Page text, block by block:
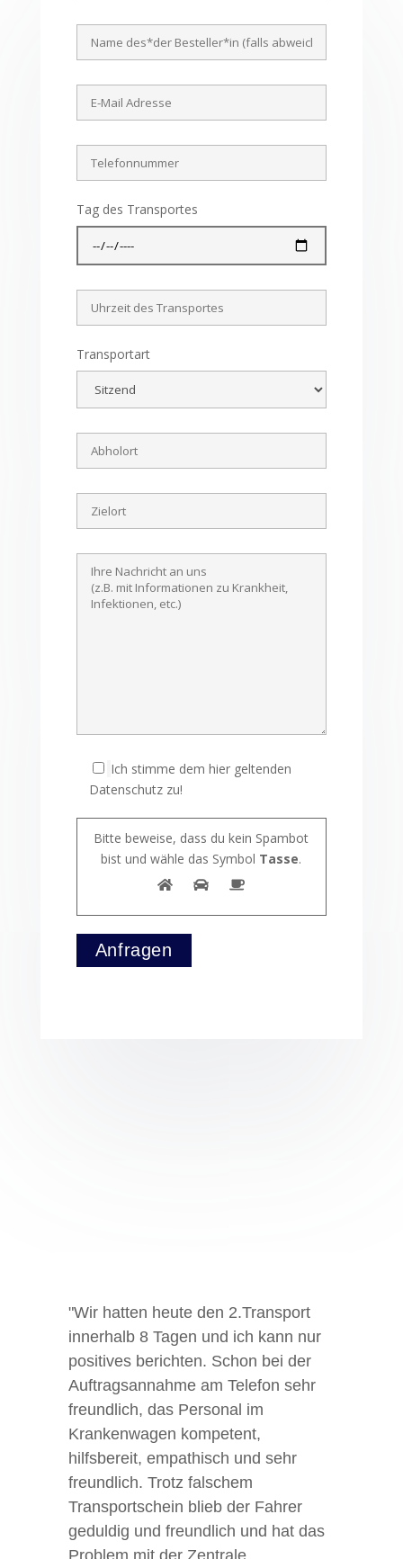
Tag des Transportes
Transportart
Ich stimme dem hier geltenden
Datenschutz zu!
Bitte beweise, dass du kein Spambot
bist und wähle das Symbol Tasse.
"Wir hatten heute den 2.Transport
innerhalb 8 Tagen und ich kann nur
positives berichten. Schon bei der
Auftragsannahme am Telefon sehr
freundlich, das Personal im
Krankenwagen kompetent,
hilfsbereit, empathisch und sehr
freundlich. Trotz falschem
Transportschein blieb der Fahrer
geduldig und freundlich und hat das